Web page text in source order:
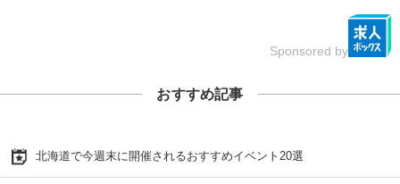
Sponsored by
おすすめ記事
北海道で今週末に開催されるおすすめイベント20選